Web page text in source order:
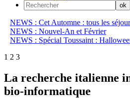
NEWS : Cet Automne : tous les
NEWS : Nouvel-An et Février
NEWS : Spécial Toussaint :
1 2 3
La recherche italienne
bio-informatique